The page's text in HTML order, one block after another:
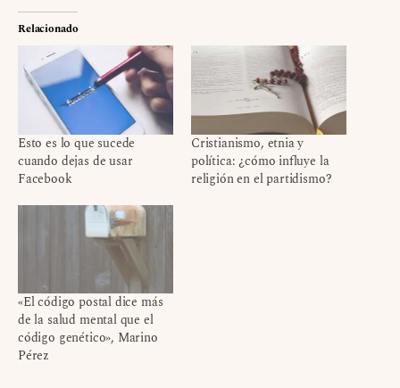
Relacionado
Esto es lo que sucede
cuando dejas de usar
Facebook
Cristianismo, etnia y
política: ¿cómo influye la
religión en el partidismo?
«El código postal dice más
de la salud mental que el
código genético», Marino
Pérez